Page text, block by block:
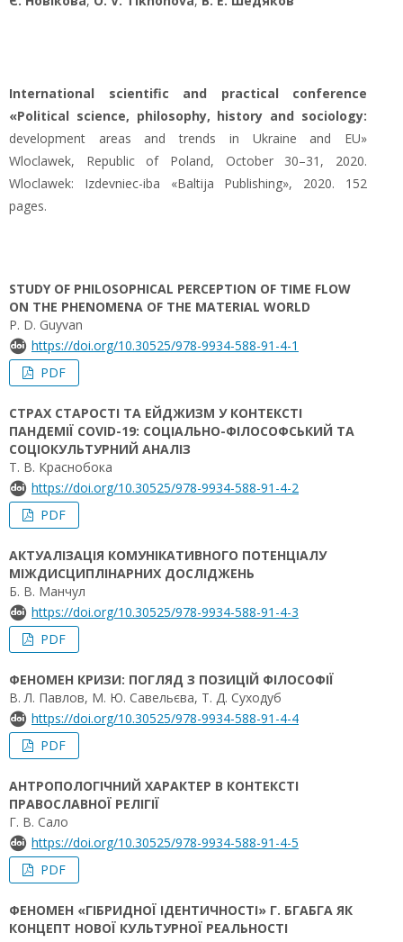
International scientific and practical conference
«Political science, philosophy, history and sociology:
development areas and trends in Ukraine and EU»
Wloclawek, Republic of Poland, October 30–31, 2020.
Wloclawek: Izdevniec-iba «Baltija Publishing», 2020. 152
pages.
STUDY OF PHILOSOPHICAL PERCEPTION OF TIME FLOW
ON THE PHENOMENA OF THE MATERIAL WORLD
P. D. Guyvan
https://doi.org/10.30525/978-9934-588-91-4-1
PDF
СТРАХ СТАРОСТІ ТА ЕЙДЖИЗМ У КОНТЕКСТІ
ПАНДЕМІЇ COVID-19: СОЦІАЛЬНО-ФІЛОСОФСЬКИЙ ТА
СОЦІОКУЛЬТУРНИЙ АНАЛІЗ
Т. В. Краснобока
https://doi.org/10.30525/978-9934-588-91-4-2
PDF
АКТУАЛІЗАЦІЯ КОМУНІКАТИВНОГО ПОТЕНЦІАЛУ
МІЖДИСЦИПЛІНАРНИХ ДОСЛІДЖЕНЬ
Б. В. Манчул
https://doi.org/10.30525/978-9934-588-91-4-3
PDF
ФЕНОМЕН КРИЗИ: ПОГЛЯД З ПОЗИЦІЙ ФІЛОСОФІЇ
В. Л. Павлов, М. Ю. Савельєва, Т. Д. Суходуб
https://doi.org/10.30525/978-9934-588-91-4-4
PDF
АНТРОПОЛОГІЧНИЙ ХАРАКТЕР В КОНТЕКСТІ
ПРАВОСЛАВНОЇ РЕЛІГІЇ
Г. В. Сало
https://doi.org/10.30525/978-9934-588-91-4-5
PDF
ФЕНОМЕН «ГІБРИДНОЇ ІДЕНТИЧНОСТІ» Г. БГАБГА ЯК
КОНЦЕПТ НОВОЇ КУЛЬТУРНОЇ РЕАЛЬНОСТІ